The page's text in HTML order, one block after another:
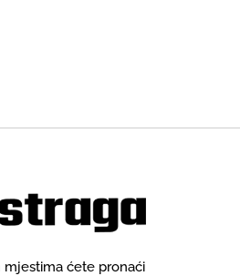
mjestima ćete pronaći